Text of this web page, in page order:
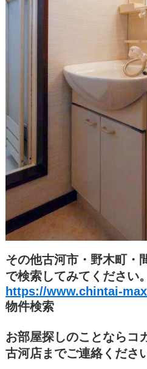
その他古河市・野木町・
で検索してみてください。
https://www.chintai-
物件検索
お部屋探しのことならコ
古河店までご連絡くださ